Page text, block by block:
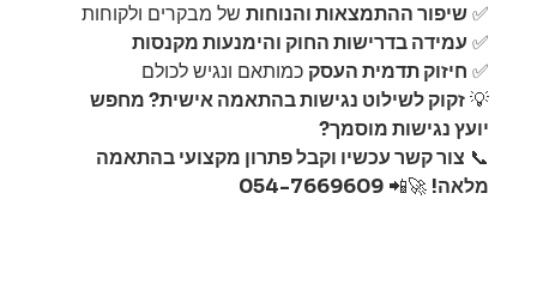
✅ שיפור ההתמצאות והנוחות של מבקרים ולקוחות
✅ עמידה בדרישות החוק והימנעות מקנסות
✅ חיזוק תדמית העסק כמותאם ונגיש לכולם
💡 זקוק לשילוט נגישות בהתאמה אישית? מחפש
יועץ נגישות מוסמך?
📞 צור קשר עכשיו וקבל פתרון מקצועי בהתאמה
מלאה! 🚀📲
054-7669609